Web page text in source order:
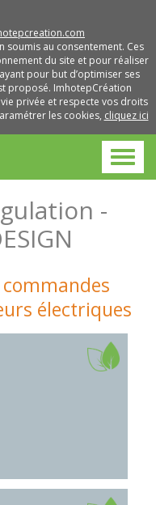
soumis au consentement. Ces
du site et pour réaliser
pour but d’optimiser ses
proposé. ImhotepCréation
privée et respecte vos droits
les cookies, cliquez ici
-
électriques